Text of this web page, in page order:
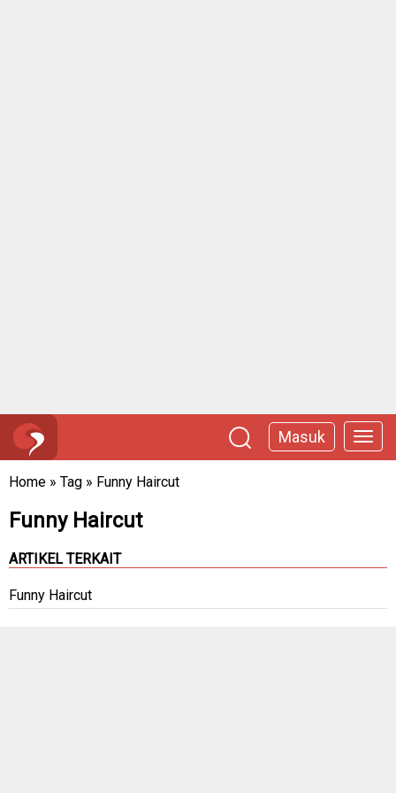
Masuk
Home » Tag » Funny Haircut
Funny Haircut
ARTIKEL TERKAIT
Funny Haircut